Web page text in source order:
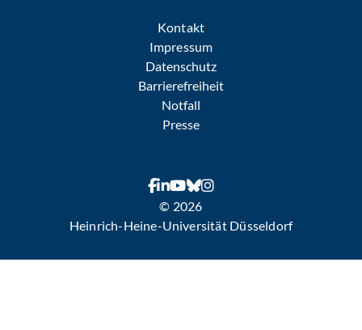
Kontakt
Impressum
Datenschutz
Barrierefreiheit
Notfall
Presse
© 2026
Heinrich-Heine-Universität Düsseldorf